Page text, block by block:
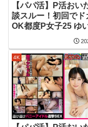
【パパ活】P活おい
談スルー！初回でド
OK都度P女子25 ゆ
4K